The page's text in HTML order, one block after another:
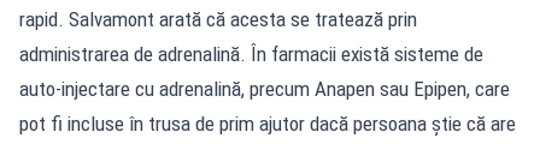
rapid. Salvamont arată că acesta se tratează prin
administrarea de adrenalină. În farmacii există sisteme de
auto-injectare cu adrenalină, precum Anapen sau Epipen, care
pot fi incluse în trusa de prim ajutor dacă persoana știe că are